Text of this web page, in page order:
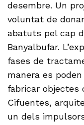
desembre. Un
voluntat de
abatuts pel cap
Banyalbufar.
fases de
manera es
fabricar objectes
Cifuentes,
un dels